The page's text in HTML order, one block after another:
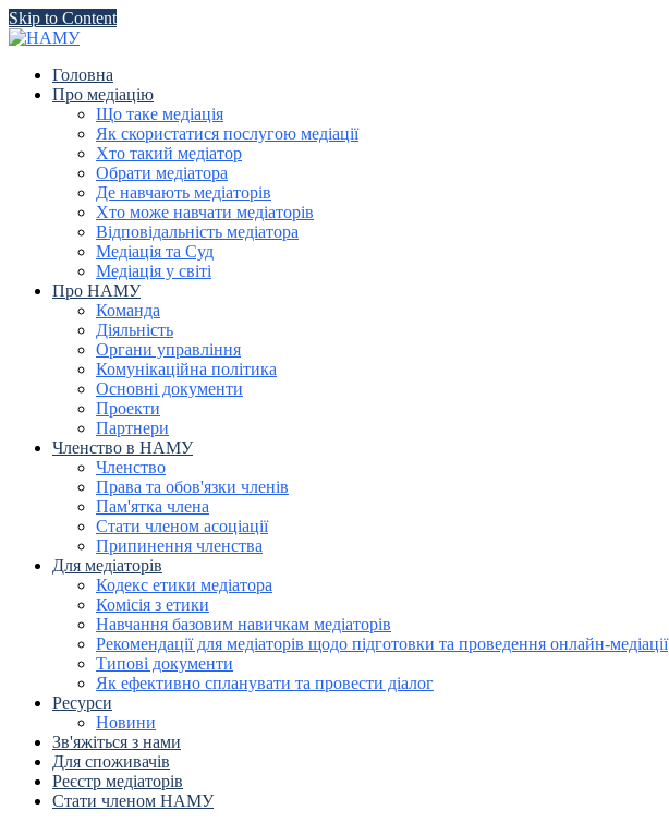
Skip to Content
Головна
Про медіацію
Що таке медіація
Як скористатися послугою медіації
Хто такий медіатор
Обрати медіатора
Де навчають медіаторів
Хто може навчати медіаторів
Відповідальність медіатора
Медіація та Суд
Медіація у світі
Про НАМУ
Команда
Діяльність
Органи управління
Комунікаційна політика
Основні документи
Проекти
Партнери
Членство в НАМУ
Членство
Права та обов'язки членів
Пам'ятка члена
Стати членом асоціації
Припинення членства
Для медіаторів
Кодекс етики медіатора
Комісія з етики
Навчання базовим навичкам медіаторів
Рекомендації для медіаторів щодо підготовки та проведення онлайн-медіації
Типові документи
Як ефективно спланувати та провести діалог
Ресурси
Новини
Зв'яжіться з нами
Для споживачів
Реєстр медіаторів
Стати членом НАМУ